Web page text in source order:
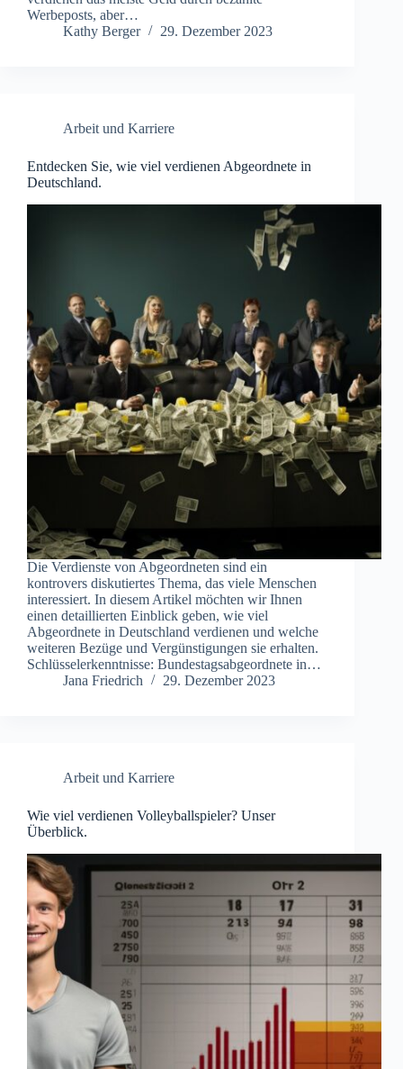
Werbeposts, aber…
Kathy Berger
29. Dezember 2023
Arbeit und Karriere
Entdecken Sie, wie viel verdienen Abgeordnete in
Deutschland.
Die Verdienste von Abgeordneten sind ein
kontrovers diskutiertes Thema, das viele Menschen
interessiert. In diesem Artikel möchten wir Ihnen
einen detaillierten Einblick geben, wie viel
Abgeordnete in Deutschland verdienen und welche
weiteren Bezüge und Vergünstigungen sie erhalten.
Schlüsselerkenntnisse: Bundestagsabgeordnete in…
Jana Friedrich
29. Dezember 2023
Arbeit und Karriere
Wie viel verdienen Volleyballspieler? Unser
Überblick.